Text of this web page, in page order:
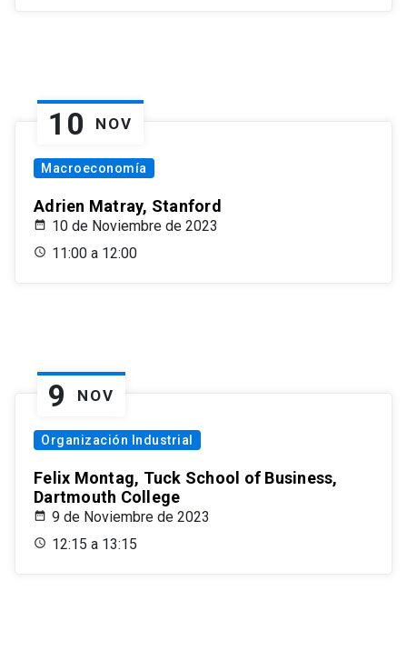
10 NOV
Macroeconomía
Adrien Matray, Stanford
10 de Noviembre de 2023
11:00 a 12:00
9 NOV
Organización Industrial
Felix Montag, Tuck School of Business,
Dartmouth College
9 de Noviembre de 2023
12:15 a 13:15